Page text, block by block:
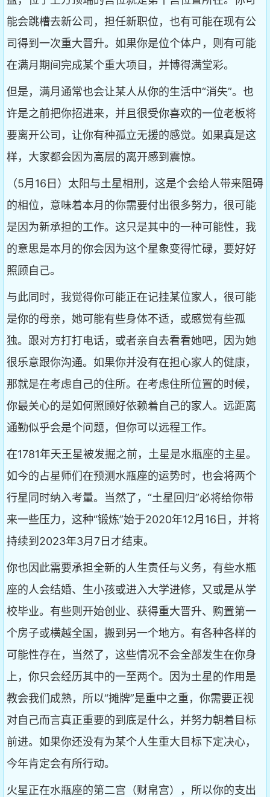
能会跳槽去新公司，担任新职位，也有可能在现有公
司得到一次重大晋升。如果你是位个体户，则有可能
在满月期间完成某个重大项目，并博得满堂彩。
但是，满月通常也会让某人从你的生活中“消失”。也
许是之前把你招进来，并且很受你喜欢的一位老板将
要离开公司，让你有种孤立无援的感觉。如果真是这
样，大家都会因为高层的离开感到震惊。
（5月16日）太阳与土星相刑，这是个会给人带来阻碍
的相位，意味着本月的你需要付出很多努力，很可能
是因为新承担的工作。这只是其中的一种可能性，我
的意思是本月的你会因为这个星象变得忙碌，要好好
照顾自己。
与此同时，我觉得你可能正在记挂某位家人，很可能
是你的母亲，她可能有些身体不适，或感觉有些孤
独。跟对方打打电话，或者亲自去看看她吧，因为她
很乐意跟你沟通。如果你并没有在担心家人的健康，
那就是在考虑自己的住所。在考虑住所位置的时候，
你最关心的是如何照顾好依赖着自己的家人。远距离
通勤似乎会是个问题，但你可以远程工作。
在1781年天王星被发掘之前，土星是水瓶座的主星。
如今的占星师们在预测水瓶座的运势时，也会将两个
行星同时纳入考量。当然了，“土星回归”必将给你带
来一些压力，这种“锻炼”始于2020年12月16日，并将
持续到2023年3月7日才结束。
你也因此需要承担全新的人生责任与义务，有些水瓶
座的人会结婚、生小孩或进入大学进修，又或是从学
校毕业。有些则开始创业、获得重大晋升、购置第一
个房子或横越全国，搬到另一个地方。有各种各样的
可能性存在，当然了，这些情况不会全部发生在你身
上，你只会经历其中的一至两个。因为土星的作用是
教会我们成熟，所以“摊牌”是重中之重，你需要正视
对自己而言真正重要的到底是什么，并努力朝着目标
前进。如果你还没有为某个人生重大目标下定决心，
今年肯定会有所行动。
火星正在水瓶座的第二宫（财帛宫），所以你的支出